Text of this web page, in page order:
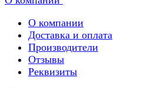
О компании
Доставка и оплата
Производители
Отзывы
Реквизиты